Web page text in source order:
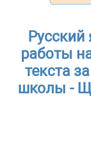
работы
текста
школы -